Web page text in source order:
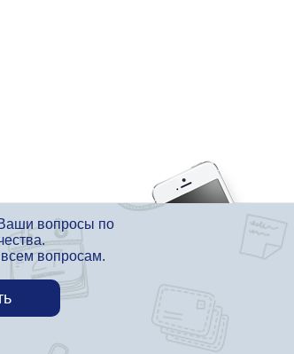
вопросы по
вопросам.